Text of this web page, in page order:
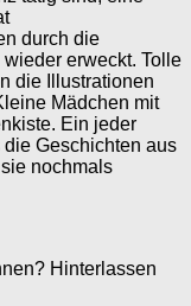
durch die
erweckt. Tolle
die Illustrationen
Mädchen mit
Ein jeder
Geschichten aus
nochmals
Hinterlassen